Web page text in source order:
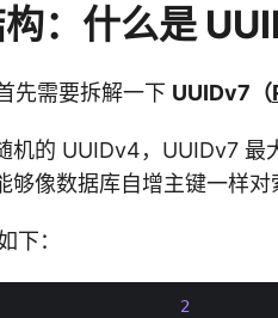
：什么是
先需要拆解一下 UUIDv7（
机的 UUIDv4，UUIDv7 最
够像数据库自增主键一样对
下：
2